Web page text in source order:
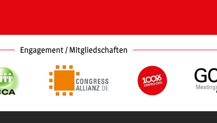
Engagement / Mitgliedschaften